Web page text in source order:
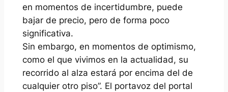
en momentos de incertidumbre, puede
bajar de precio, pero de forma poco
significativa.
Sin embargo, en momentos de optimismo,
como el que vivimos en la actualidad, su
recorrido al alza estará por encima del de
cualquier otro piso”. El portavoz del portal